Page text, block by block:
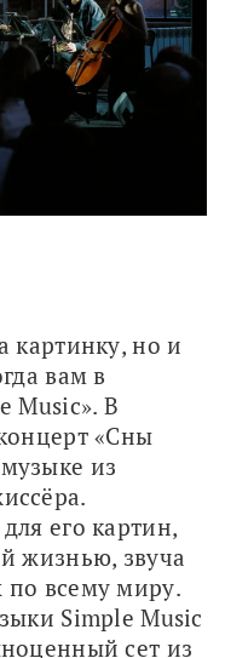
картинку, но и
вам в
Music». В
«Сны
из
его картин,
жизнью, звуча
всему миру.
Simple Music
сет из